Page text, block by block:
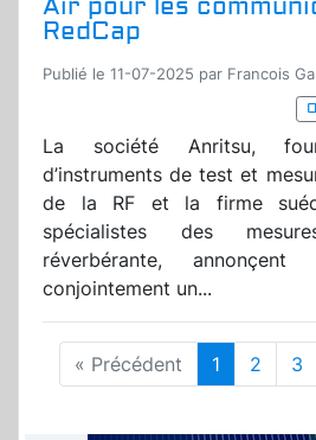
Air pour les
RedCap
Publié le 11-07-2025 par Francois
La société Anritsu,
d’instruments de test et
de la RF et la firme
spécialistes des
réverbérante,
conjointement un...
« Précédent 1 2 3